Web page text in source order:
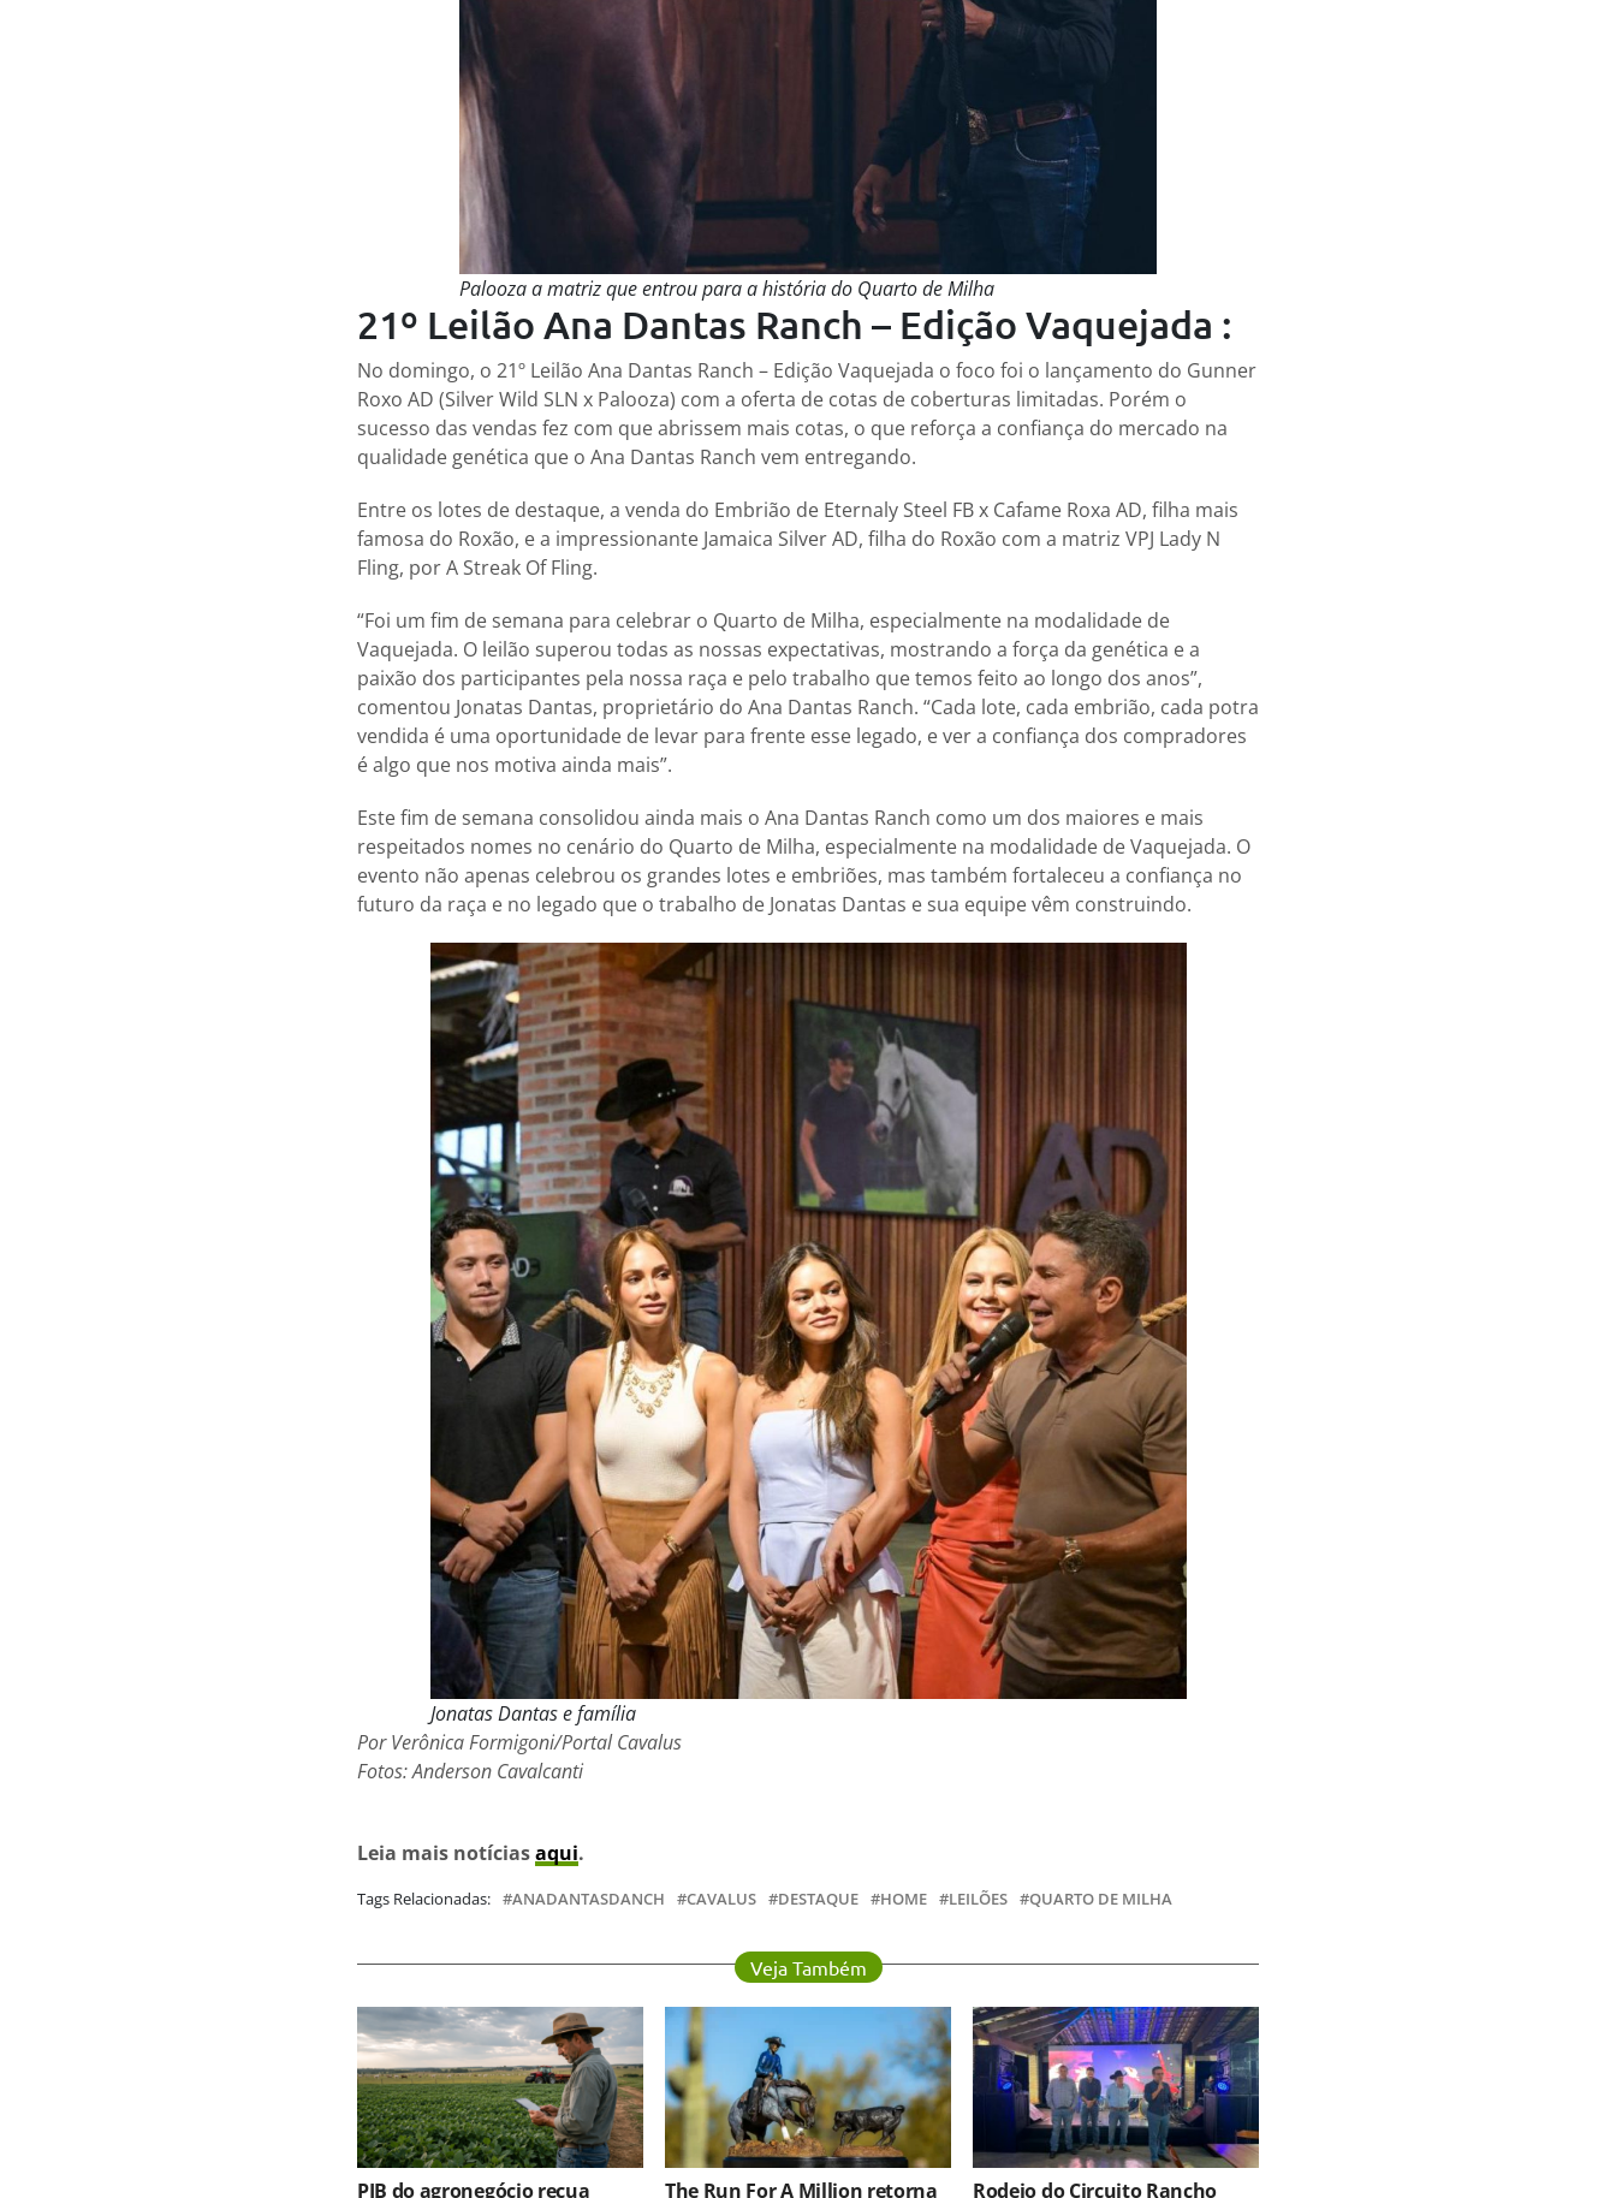
Palooza a matriz que entrou para a história do Quarto de Milha
21º Leilão Ana Dantas Ranch – Edição Vaquejada :
No domingo, o 21º Leilão Ana Dantas Ranch – Edição Vaquejada o foco foi o lançamento do Gunner
Roxo AD (Silver Wild SLN x Palooza) com a oferta de cotas de coberturas limitadas. Porém o
sucesso das vendas fez com que abrissem mais cotas, o que reforça a confiança do mercado na
qualidade genética que o Ana Dantas Ranch vem entregando.
Entre os lotes de destaque, a venda do Embrião de Eternaly Steel FB x Cafame Roxa AD, filha mais
famosa do Roxão, e a impressionante Jamaica Silver AD, filha do Roxão com a matriz VPJ Lady N
Fling, por A Streak Of Fling.
“Foi um fim de semana para celebrar o Quarto de Milha, especialmente na modalidade de
Vaquejada. O leilão superou todas as nossas expectativas, mostrando a força da genética e a
paixão dos participantes pela nossa raça e pelo trabalho que temos feito ao longo dos anos”,
comentou Jonatas Dantas, proprietário do Ana Dantas Ranch. “Cada lote, cada embrião, cada potra
vendida é uma oportunidade de levar para frente esse legado, e ver a confiança dos compradores
é algo que nos motiva ainda mais”.
Este fim de semana consolidou ainda mais o Ana Dantas Ranch como um dos maiores e mais
respeitados nomes no cenário do Quarto de Milha, especialmente na modalidade de Vaquejada. O
evento não apenas celebrou os grandes lotes e embriões, mas também fortaleceu a confiança no
futuro da raça e no legado que o trabalho de Jonatas Dantas e sua equipe vêm construindo.
Jonatas Dantas e família
Por Verônica Formigoni/Portal Cavalus
Fotos: Anderson Cavalcanti
Leia mais notíciasaqui.
Tags Relacionadas: ANADANTASDANCH CAVALUS DESTAQUE HOME LEILÕES QUARTO DE MILHA
Veja Também
PIB do agronegócio recua The Run For A Million retorna Rodeio do Circuito Rancho